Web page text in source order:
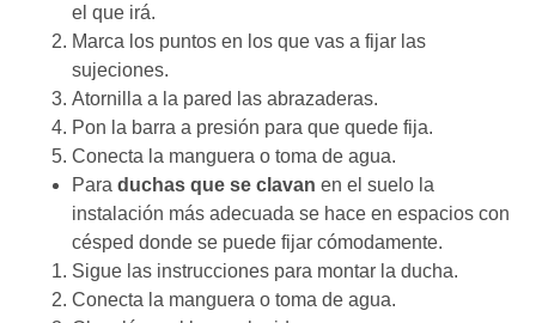
el que irá.
Marca los puntos en los que vas a fijar las
sujeciones.
Atornilla a la pared las abrazaderas.
Pon la barra a presión para que quede fija.
Conecta la manguera o toma de agua.
Para duchas que se clavan en el suelo la
instalación más adecuada se hace en espacios con
césped donde se puede fijar cómodamente.
Sigue las instrucciones para montar la ducha.
Conecta la manguera o toma de agua.